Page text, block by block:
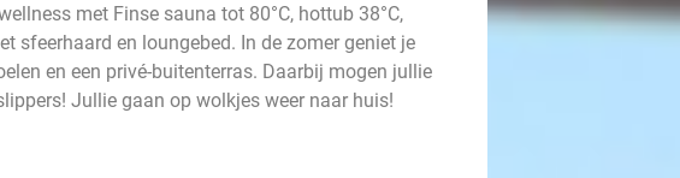
met Finse sauna tot 80°C, hottub 38°C,
sfeerhaard en loungebed. In de zomer geniet je
en een privé-buitenterras. Daarbij mogen jullie
Jullie gaan op wolkjes weer naar huis!